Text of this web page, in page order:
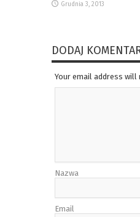
Grudnia 3, 2013
DODAJ
Your email address will
Nazwa
Email